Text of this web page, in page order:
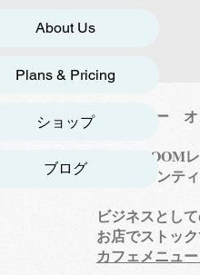
セイロンティー
​
オンライン
セイロンティー
ビジネスとして
お店でストック
カフェメニュ
About Us
Plans & Pricing
ショップ
ブログ